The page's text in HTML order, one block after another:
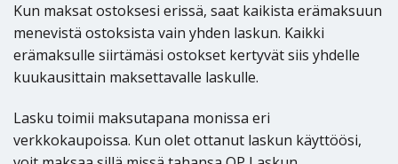
Kun maksat ostoksesi erissä, saat kaikista erämaksuun
menevistä ostoksista vain yhden laskun. Kaikki
erämaksulle siirtämäsi ostokset kertyvät siis yhdelle
kuukausittain maksettavalle laskulle.
Lasku toimii maksutapana monissa eri
verkkokaupoissa. Kun olet ottanut laskun käyttöösi,